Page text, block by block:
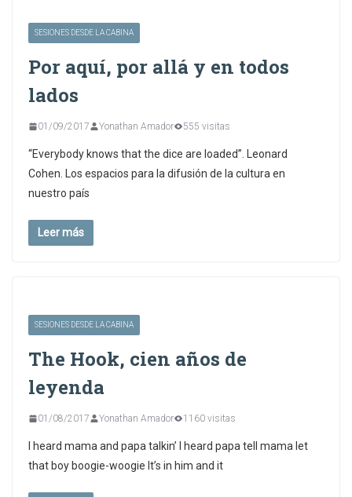
SESIONES DESDE LA CABINA
Por aquí, por allá y en todos
lados
01/09/2017 Yonathan Amador 555 visitas
“Everybody knows that the dice are loaded”. Leonard
Cohen. Los espacios para la difusión de la cultura en
nuestro país
Leer más
SESIONES DESDE LA CABINA
The Hook, cien años de
leyenda
01/08/2017 Yonathan Amador 1160 visitas
I heard mama and papa talkin’ I heard papa tell mama let
that boy boogie-woogie It’s in him and it